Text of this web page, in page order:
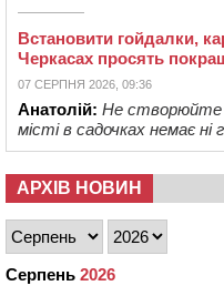
Встановити гойдалки,
Черкасах просять
07 СЕРПНЯ 2026, 09:36
Анатолій: Не створюйте
місті в садочках немає ні
АРХІВ НОВИН
Серпень 2026